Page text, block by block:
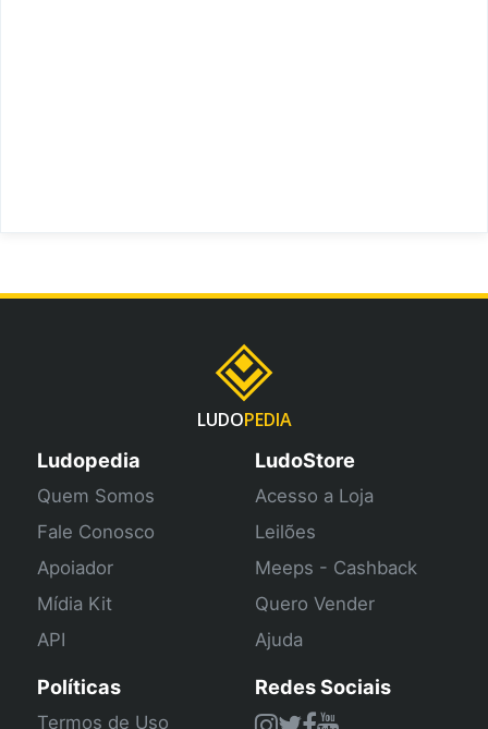
LUDOPEDIA
Ludopedia
Quem Somos
Fale Conosco
Apoiador
Mídia Kit
API
LudoStore
Acesso a Loja
Leilões
Meeps - Cashback
Quero Vender
Ajuda
Políticas
Termos de Uso
Redes Sociais